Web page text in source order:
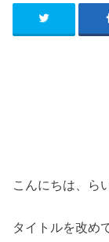
こんにちは、ら
タイトルを改め